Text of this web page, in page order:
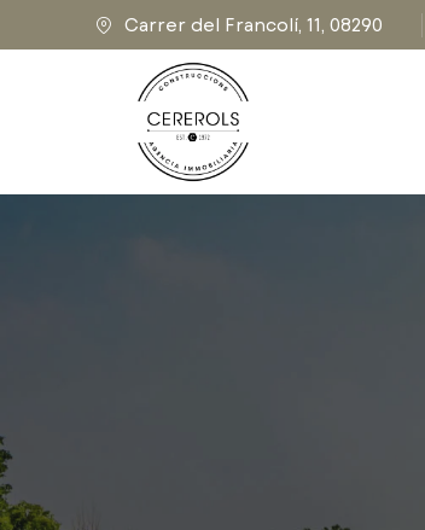
Carrer del Francolí, 11, 08290